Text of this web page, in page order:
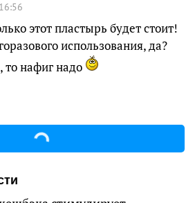
этот пластырь будет стоит!
использования, да?
то нафиг надо